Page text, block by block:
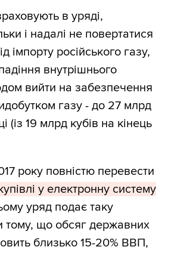
в уряді,
і надалі не повертатися
імпорту російського газу,
внутрішнього
вийти на забезпечення
газу - до 27 млрд
(із 19 млрд кубів на кінець
року повністю перевести
у електронну систему
уряд подає таку
тому, що обсяг державних
близько 15-20% ВВП,